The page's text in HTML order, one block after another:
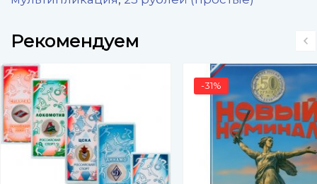
Рекомендуем
-31%